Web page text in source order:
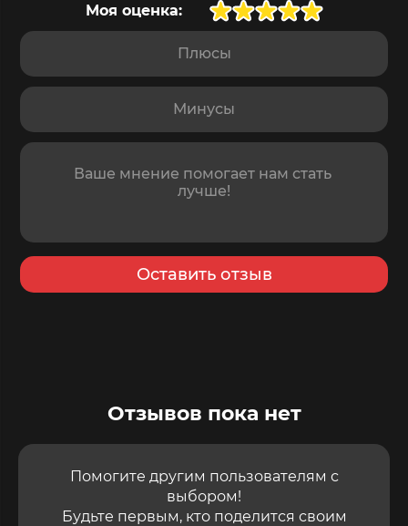
Моя оценка:
Плюсы
Минусы
Отзыв
Оставить отзыв
Отзывов пока нет
Помогите другим пользователям с
выбором!
Будьте первым, кто поделится своим